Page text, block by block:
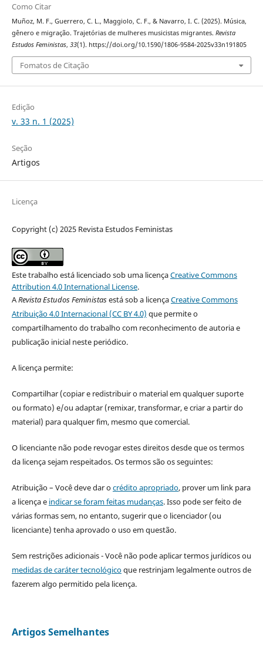
Como Citar
Muñoz, M. F., Guerrero, C. L., Maggiolo, C. F., & Navarro, I. C. (2025). Música,
gênero e migração. Trajetórias de mulheres musicistas migrantes. Revista
Estudos Feministas, 33(1). https://doi.org/10.1590/1806-9584-2025v33n191805
Fomatos de Citação
Edição
v. 33 n. 1 (2025)
Seção
Artigos
Licença
Copyright (c) 2025 Revista Estudos Feministas
Este trabalho está licenciado sob uma licençaCreative Commons
Attribution 4.0 International License.
ARevista Estudos Feministasestá sob a licençaCreative Commons
Atribuição 4.0 Internacional (CC BY 4.0) que permite o
compartilhamento do trabalho com reconhecimento de autoria e
publicação inicial neste periódico.
A licença permite:
Compartilhar (copiar e redistribuir o material em qualquer suporte
ou formato) e/ou adaptar (remixar, transformar, e criar a partir do
material) para qualquer fim, mesmo que comercial.
O licenciante não pode revogar estes direitos desde que os termos
da licença sejam respeitados. Os termos são os seguintes:
Atribuição – Você deve dar ocrédito apropriado, prover um link para
a licença e indicar se foram feitas mudanças. Isso pode ser feito de
várias formas sem, no entanto, sugerir que o licenciador (ou
licenciante) tenha aprovado o uso em questão.
Sem restrições adicionais - Você não pode aplicar termos jurídicos ou
medidas de caráter tecnológicoque restrinjam legalmente outros de
fazerem algo permitido pela licença.
Artigos Semelhantes